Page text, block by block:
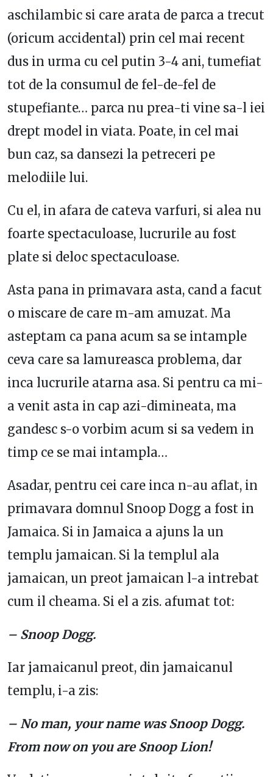
aschilambic si care arata de parca a trecut
(oricum accidental) prin cel mai recent
dus in urma cu cel putin 3-4 ani, tumefiat
tot de la consumul de fel-de-fel de
stupefiante… parca nu prea-ti vine sa-l iei
drept model in viata. Poate, in cel mai
bun caz, sa dansezi la petreceri pe
melodiile lui.
Cu el, in afara de cateva varfuri, si alea nu
foarte spectaculoase, lucrurile au fost
plate si deloc spectaculoase.
Asta pana in primavara asta, cand a facut
o miscare de care m-am amuzat. Ma
asteptam ca pana acum sa se intample
ceva care sa lamureasca problema, dar
inca lucrurile atarna asa. Si pentru ca mi-
a venit asta in cap azi-dimineata, ma
gandesc s-o vorbim acum si sa vedem in
timp ce se mai intampla…
Asadar, pentru cei care inca n-au aflat, in
primavara domnul Snoop Dogg a fost in
Jamaica. Si in Jamaica a ajuns la un
templu jamaican. Si la templul ala
jamaican, un preot jamaican l-a intrebat
cum il cheama. Si el a zis. afumat tot:
– Snoop Dogg.
Iar jamaicanul preot, din jamaicanul
templu, i-a zis:
– No man, your name was Snoop Dogg.
From now on you are Snoop Lion!